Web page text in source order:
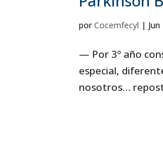
porCocemfecyl |
— Por 3º año
especial,
nosotros…